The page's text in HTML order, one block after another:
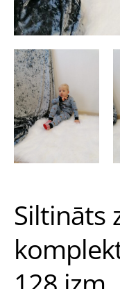
Siltināts